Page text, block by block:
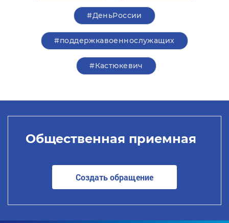
#ДеньРоссии
#поддержкавоеннослужащих
#Кастюкевич
Общественная приемная
Создать обращение